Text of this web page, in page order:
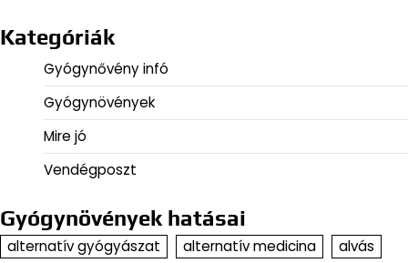
Kategóriák
Gyógynővény infó
Gyógynövények
Mire jó
Vendégposzt
Gyógynövények hatásai
alternatív gyógyászat alternatív medicina alvás